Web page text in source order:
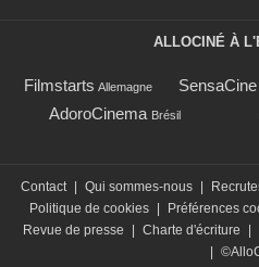
ALLOCINÉ À
Filmstarts Allemagne SensaCine
AdoroCinema Brésil
Contact Qui sommes-nous
Politique de cookies
Préférences
Revue de presse
Charte d'écriture